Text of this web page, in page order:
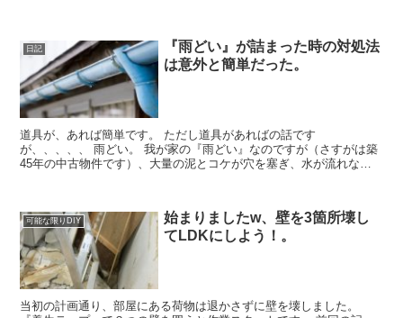
日記
『雨どい』が詰まった時の対処法
は意外と簡単だった。
道具が、あれば簡単です。 ただし道具があればの話です
が、、、、、 雨どい。 我が家の『雨どい』なのですが（さすがは築
45年の中古物件です）、大量の泥とコケが穴を塞ぎ、水が流れなく
可能な限りDIY
始まりましたw、壁を3箇所壊し
てLDKにしよう！。
当初の計画通り、部屋にある荷物は退かさずに壁を壊しました。